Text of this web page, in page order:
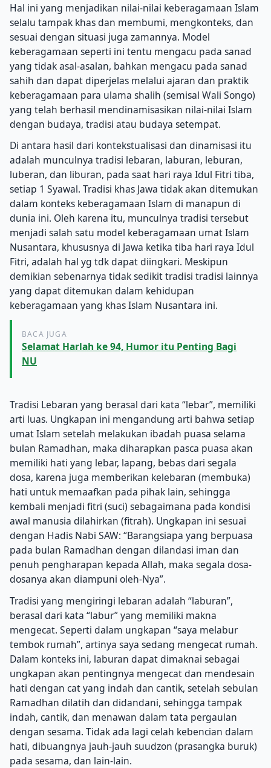
Hal ini yang menjadikan nilai-nilai keberagamaan Islam
selalu tampak khas dan membumi, mengkonteks, dan
sesuai dengan situasi juga zamannya. Model
keberagamaan seperti ini tentu mengacu pada sanad
yang tidak asal-asalan, bahkan mengacu pada sanad
sahih dan dapat diperjelas melalui ajaran dan praktik
keberagamaan para ulama shalih (semisal Wali Songo)
yang telah berhasil mendinamisasikan nilai-nilai Islam
dengan budaya, tradisi atau budaya setempat.
Di antara hasil dari kontekstualisasi dan dinamisasi itu
adalah munculnya tradisi lebaran, laburan, leburan,
luberan, dan liburan, pada saat hari raya Idul Fitri tiba,
setiap 1 Syawal. Tradisi khas Jawa tidak akan ditemukan
dalam konteks keberagamaan Islam di manapun di
dunia ini. Oleh karena itu, munculnya tradisi tersebut
menjadi salah satu model keberagamaan umat Islam
Nusantara, khususnya di Jawa ketika tiba hari raya Idul
Fitri, adalah hal yg tdk dapat diingkari. Meskipun
demikian sebenarnya tidak sedikit tradisi tradisi lainnya
yang dapat ditemukan dalam kehidupan
keberagamaan yang khas Islam Nusantara ini.
BACA JUGA
Selamat Harlah ke 94, Humor itu Penting Bagi
NU
Tradisi Lebaran yang berasal dari kata “lebar”, memiliki
arti luas. Ungkapan ini mengandung arti bahwa setiap
umat Islam setelah melakukan ibadah puasa selama
bulan Ramadhan, maka diharapkan pasca puasa akan
memiliki hati yang lebar, lapang, bebas dari segala
dosa, karena juga memberikan kelebaran (membuka)
hati untuk memaafkan pada pihak lain, sehingga
kembali menjadi fitri (suci) sebagaimana pada kondisi
awal manusia dilahirkan (fitrah). Ungkapan ini sesuai
dengan Hadis Nabi SAW: “Barangsiapa yang berpuasa
pada bulan Ramadhan dengan dilandasi iman dan
penuh pengharapan kepada Allah, maka segala dosa-
dosanya akan diampuni oleh-Nya”.
Tradisi yang mengiringi lebaran adalah “laburan”,
berasal dari kata “labur” yang memiliki makna
mengecat. Seperti dalam ungkapan “saya melabur
tembok rumah”, artinya saya sedang mengecat rumah.
Dalam konteks ini, laburan dapat dimaknai sebagai
ungkapan akan pentingnya mengecat dan mendesain
hati dengan cat yang indah dan cantik, setelah sebulan
Ramadhan dilatih dan didandani, sehingga tampak
indah, cantik, dan menawan dalam tata pergaulan
dengan sesama. Tidak ada lagi celah kebencian dalam
hati, dibuangnya jauh-jauh suudzon (prasangka buruk)
pada sesama, dan lain-lain.